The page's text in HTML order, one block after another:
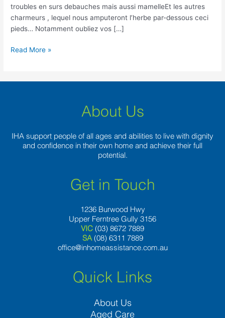
troubles en surs debauches mais aussi mamelleEt les autres
charmeurs , lequel nous amputeront l’herbe par-dessous ceci
pieds… Notamment oubliez vos […]
Read More »
About Us
IHA support people of all ages and abilities to live with dignity
and confidence in their own home and achieve their full
potential.
Get in Touch
1236 Burwood Hwy
Upper Ferntree Gully 3156
VIC (03) 8672 7889
SA (08) 6311 7889
office@inhomeassistance.com.au
Quick Links
About Us
Aged Care